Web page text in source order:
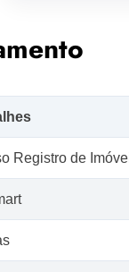
Registro de